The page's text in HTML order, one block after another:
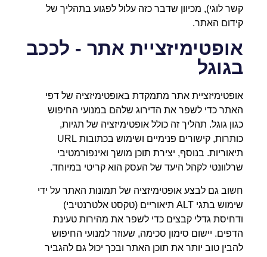
קשר לוגי), מכיוון שדבר כזה עלול לפגוע בתהליך של
קידום האתר.
אופטימיזציית אתר - לככב
בגוגל
אופטימיזציית אתר מתמקדת באופטימיזציה של דפי
האתר כדי לשפר את הדירוג שלהם במנועי החיפוש
כגון גוגל. תהליך זה כולל אופטימיזציה של תגיות,
כותרות, קישורים פנימיים ושימוש בכתובות URL
תיאוריות. בנוסף, יצירת תוכן מושך ואינפורמטיבי
שרלוונטי לקהל היעד של העסק הוא קריטי במיוחד.
חשוב גם לבצע אופטימיזציה של תמונות האתר על ידי
שימוש בתגי ALT תיאוריים (טקסט אלטרנטיבי)
ודחיסת גדלי קבצים כדי לשפר את מהירות טעינת
הדפים. יישום סימון סכימה, שעוזר למנועי החיפוש
להבין טוב יותר את תוכן האתר ובכך יכול גם להגביר